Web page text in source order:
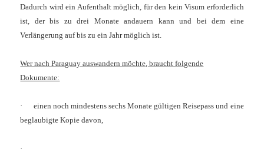
Dadurch wird ein Aufenthalt möglich, für den kein Visum erforderlich
ist, der bis zu drei Monate andauern kann und bei dem eine
Verlängerung auf bis zu ein Jahr möglich ist.
Wer nach Paraguay auswandern möchte, braucht folgende
Dokumente:
·
einen noch mindestens sechs Monate gültigen Reisepass und eine
beglaubigte Kopie davon,
·